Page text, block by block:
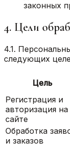
законных
4. Цели
4.1.
следующих
Цель
Регистрация и
авторизация на
сайте
Обработка
и заказов